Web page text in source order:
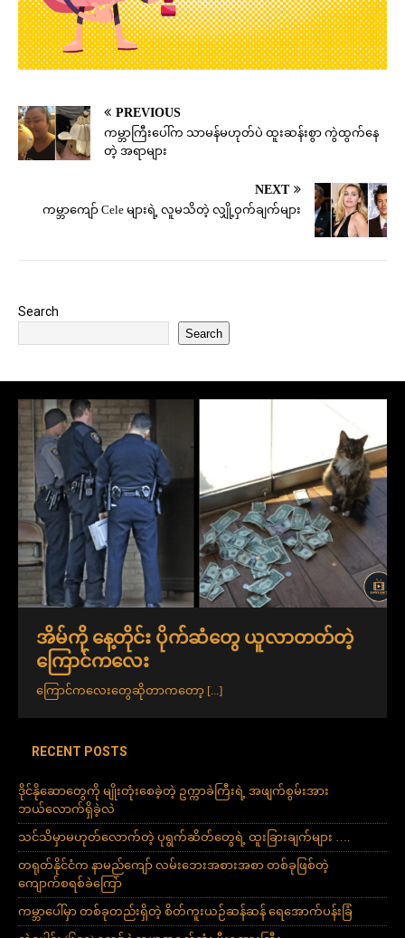
PREVIOUS
ကမ္ဘာကြီးပေါ်က သာမန်မဟုတ်ပဲ ထူးဆန်းစွာ ကွဲထွက်နေ
တဲ့ အရာများ
NEXT
ကမ္ဘာကျော် Cele များရဲ့ လူမသိတဲ့ လျှို့ဝှက်ချက်များ
Search
Search
အိမ်ကို နေ့တိုင်း ပိုက်ဆံတွေ ယူလာတတ်တဲ့
ကြောင်ကလေး
ကြောင်ကလေးတွေဆိုတာကတော့ [...]
RECENT POSTS
ဒိုင်နိုဆောတွေကို မျိုးတုံးစေခဲ့တဲ့ ဥက္ကာခဲကြီးရဲ့ အဖျက်စွမ်းအား
ဘယ်လောက်ရှိခဲ့လဲ
သင်သိမှာမဟုတ်လောက်တဲ့ ပုရွက်ဆိတ်တွေရဲ့ ထူးခြားချက်များ ….
တရုတ်နိုင်ငံက နာမည်ကျော် လမ်းဘေးအစားအစာ တစ်ခုဖြစ်တဲ့
ကျောက်စရစ်ခဲကြော်
ကမ္ဘာပေါ်မှာ တစ်ခုတည်းရှိတဲ့ စိတ်ကူးယဉ်ဆန်ဆန် ရေအောက်ပန်းခြံ